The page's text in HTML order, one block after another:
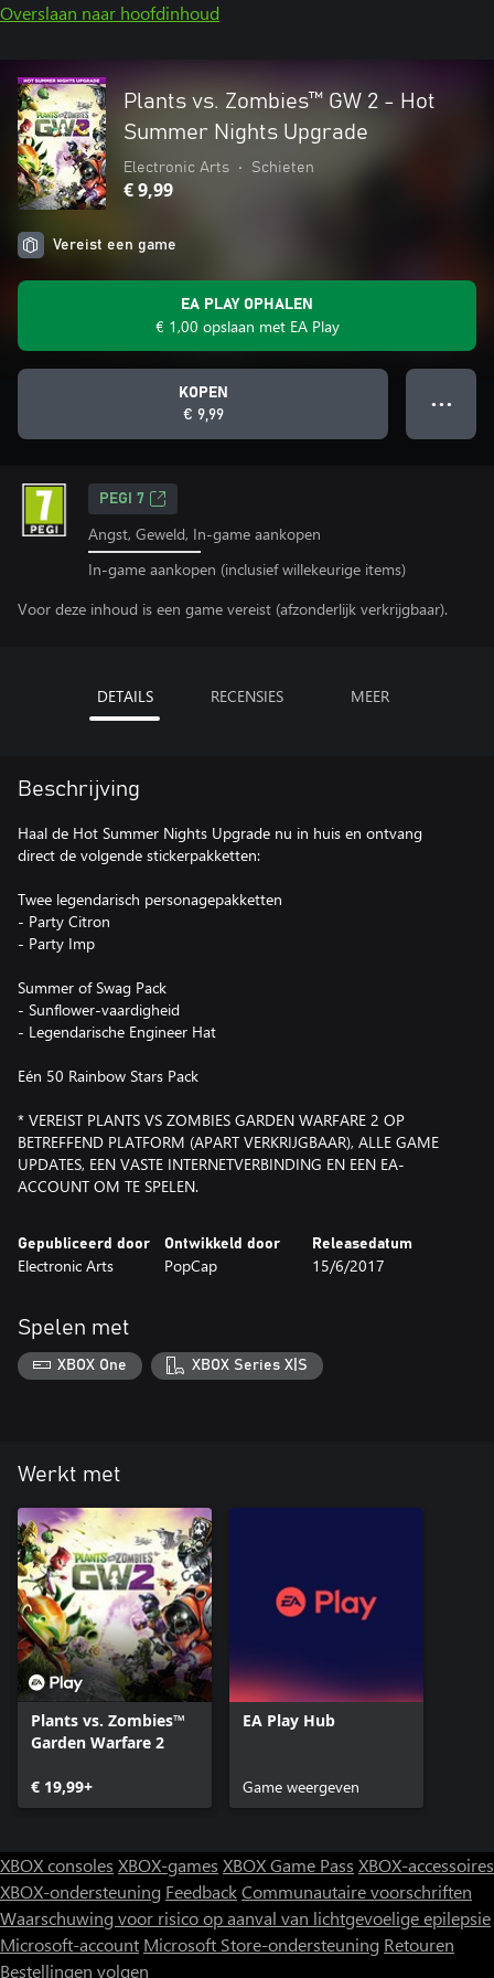
Overslaan naar hoofdinhoud
Plants vs. Zombies™ GW 2 - Hot
Summer Nights Upgrade
Electronic Arts • Schieten
€ 9,99
Vereist een game
EA PLAY OPHALEN
€ 1,00 opslaan met EA Play
KOPEN
€ 9,99
● ● ●
PEGI 7
Angst, Geweld, In-game aankopen
In-game aankopen (inclusief willekeurige items)
Voor deze inhoud is een game vereist (afzonderlijk verkrijgbaar).
DETAILS RECENSIES MEER
Beschrijving
Haal de Hot Summer Nights Upgrade nu in huis en ontvang
direct de volgende stickerpakketten:
Twee legendarisch personagepakketten
- Party Citron
- Party Imp
Summer of Swag Pack
- Sunflower-vaardigheid
- Legendarische Engineer Hat
Eén 50 Rainbow Stars Pack
* VEREIST PLANTS VS ZOMBIES GARDEN WARFARE 2 OP
BETREFFEND PLATFORM (APART VERKRIJGBAAR), ALLE GAME
UPDATES, EEN VASTE INTERNETVERBINDING EN EEN EA-
ACCOUNT OM TE SPELEN.
Gepubliceerd door
Electronic Arts
Ontwikkeld door
PopCap
Releasedatum
15/6/2017
Spelen met
XBOX One XBOX Series X|S
Werkt met
Plants vs. Zombies™
Garden Warfare 2
€ 19,99+
EA Play Hub
Game weergeven
XBOX consoles XBOX-games XBOX Game Pass XBOX-accessoires
XBOX-ondersteuning FeedbackCommunautaire voorschriften
Waarschuwing voor risico op aanval van lichtgevoelige epilepsie
Microsoft-account Microsoft Store-ondersteuning Retouren
Bestellingen volgen